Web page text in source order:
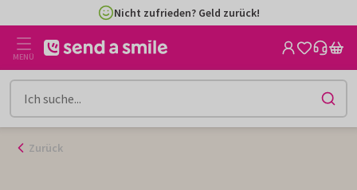
Inhalt
gehen
Nicht zufrieden? Geld zurück!
MENÜ
Zurück